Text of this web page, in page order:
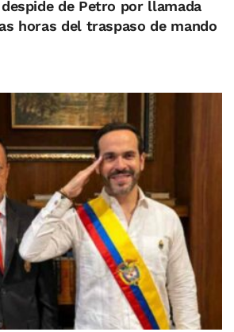
de Petro por llamada
horas del traspaso de mando